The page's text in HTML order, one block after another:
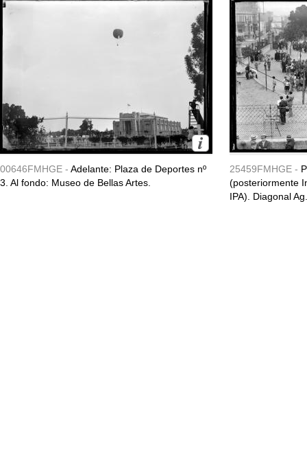
00646FMHGE - Adelante: Plaza de Deportes nº
3. Al fondo: Museo de Bellas Artes.
25459FMHGE -
(posteriormente
IPA). Diagonal